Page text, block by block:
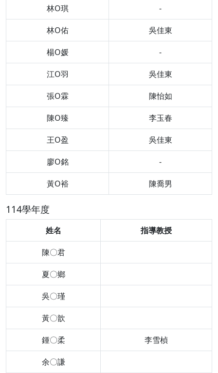
林O琪 -
林O佑 吳佳東
楊O媛 -
江O羽 吳佳東
張O霖 陳怡如
陳O臻 李玉春
王O盈 吳佳東
廖O銘 -
黃O裕 陳喬男
114學年度
姓名 指導教授
陳〇君
夏〇鄉
吳〇瑾
黃〇歆
鍾〇柔 李雪楨
余〇謙